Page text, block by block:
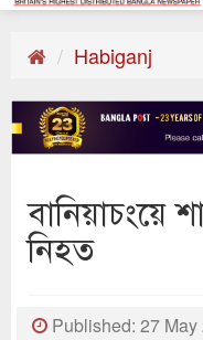
Habiganj
বানিয়াচংয়ে
নিহত
Published: 27 May